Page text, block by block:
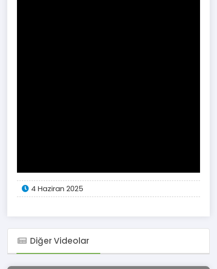
4 Haziran 2025
Diğer Videolar